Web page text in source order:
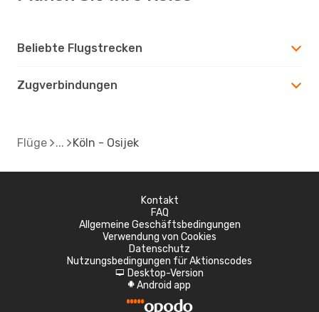
Beliebte Flugstrecken
Zugverbindungen
Flüge Köln - Osijek
Kontakt
FAQ
Allgemeine Geschäftsbedingungen
Verwendung von Cookies
Datenschutz
Nutzungsbedingungen für Aktionscodes
d Desktop-Version
A Android app